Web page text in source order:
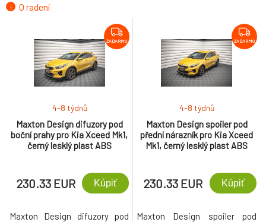
O radení
ZADARMO
Maxton Design difuzory pod
boční prahy pro Kia Xceed Mk1,
černý lesklý plast ABS
4-8 týdnů
230.33 EUR Kúpiť
Maxton Design difuzory pod
ZADARMO
Maxton Design spoiler pod
přední nárazník pro Kia Xceed
Mk1, černý lesklý plast ABS
4-8 týdnů
230.33 EUR Kúpiť
Maxton Design spoiler pod